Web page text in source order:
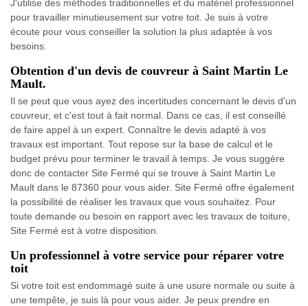
J'utilise des méthodes traditionnelles et du matériel professionnel
pour travailler minutieusement sur votre toit. Je suis à votre
écoute pour vous conseiller la solution la plus adaptée à vos
besoins.
Obtention d'un devis de couvreur à Saint Martin Le
Mault.
Il se peut que vous ayez des incertitudes concernant le devis d'un
couvreur, et c'est tout à fait normal. Dans ce cas, il est conseillé
de faire appel à un expert. Connaître le devis adapté à vos
travaux est important. Tout repose sur la base de calcul et le
budget prévu pour terminer le travail à temps. Je vous suggère
donc de contacter Site Fermé qui se trouve à Saint Martin Le
Mault dans le 87360 pour vous aider. Site Fermé offre également
la possibilité de réaliser les travaux que vous souhaitez. Pour
toute demande ou besoin en rapport avec les travaux de toiture,
Site Fermé est à votre disposition.
Un professionnel à votre service pour réparer votre
toit
Si votre toit est endommagé suite à une usure normale ou suite à
une tempête, je suis là pour vous aider. Je peux prendre en